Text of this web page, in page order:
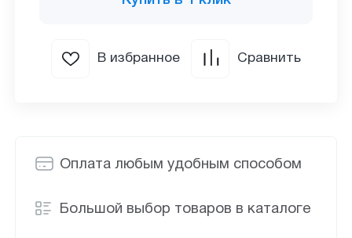
Оплата любым удобным способом
Большой выбор товаров в каталоге
В избранное Сравнить